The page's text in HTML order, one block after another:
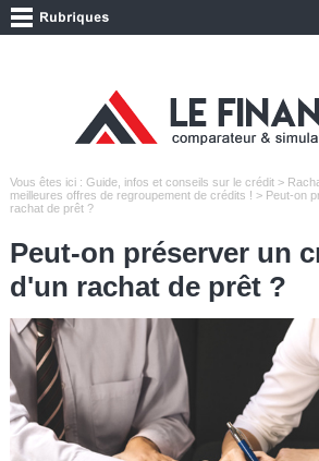
Vous êtes ici : Guide, infos et conseils sur le crédit>
meilleures offres de regroupement de crédits ! > Peut-on
rachat de prêt ?
Peut-on préserver un
d'un rachat de prêt ?